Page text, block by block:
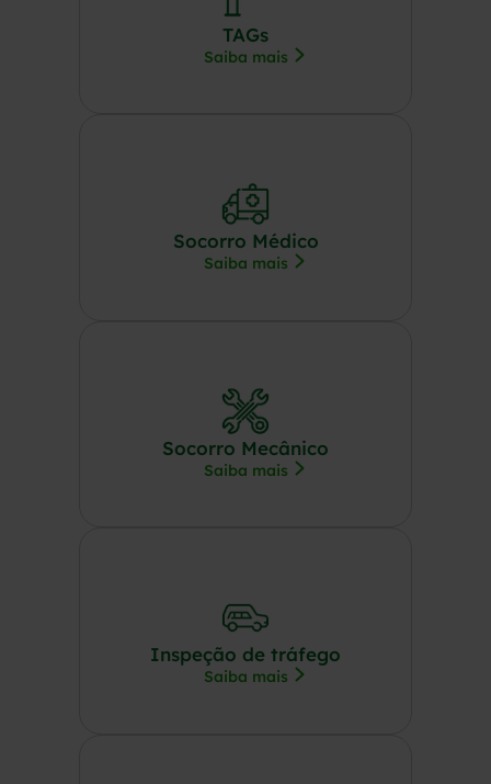
TAGs
Saiba mais
Socorro Médico
Saiba mais
Socorro Mecânico
Saiba mais
Inspeção de tráfego
Saiba mais